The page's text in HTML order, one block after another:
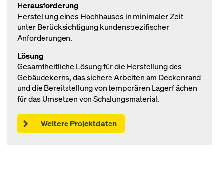
Herausforderung
Herstellung eines Hochhauses in minimaler Zeit
unter Berücksichtigung kundenspezifischer
Anforderungen.
Lösung
Gesamtheitliche Lösung für die Herstellung des
Gebäudekerns, das sichere Arbeiten am Deckenrand
und die Bereitstellung von temporären Lagerflächen
für das Umsetzen von Schalungsmaterial.
Weitere Projektdaten